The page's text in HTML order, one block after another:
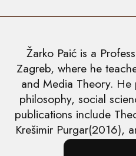
Žarko Paić is a
Zagreb, where he
and Media Theory. He
philosophy, social
publications include
Krešimir Purgar(2016),